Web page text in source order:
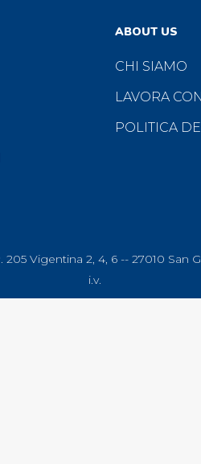
ABOUT US
CHI SIAMO
LAVORA
POLITICA
Vigentina 2, 4, 6 -- 27010
i.v.